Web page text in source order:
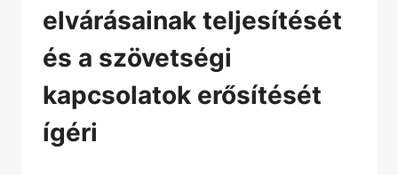
elvárásainak teljesítését
és a szövetségi
kapcsolatok erősítését
ígéri